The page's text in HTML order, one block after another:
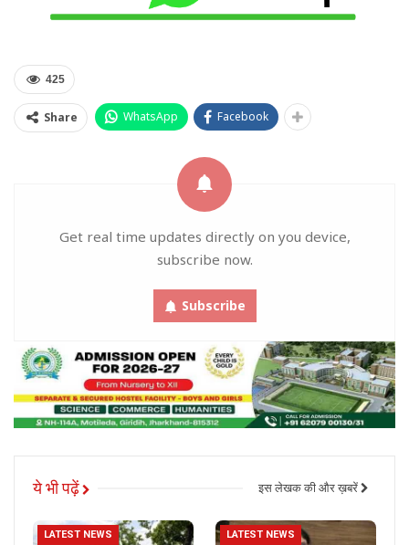
425
Share WhatsApp Facebook
Get real time updates directly on you device,
subscribe now.
Subscribe
ये भी पढ़ें इस लेखक की और ख़बरें
LATEST NEWS LATEST NEWS